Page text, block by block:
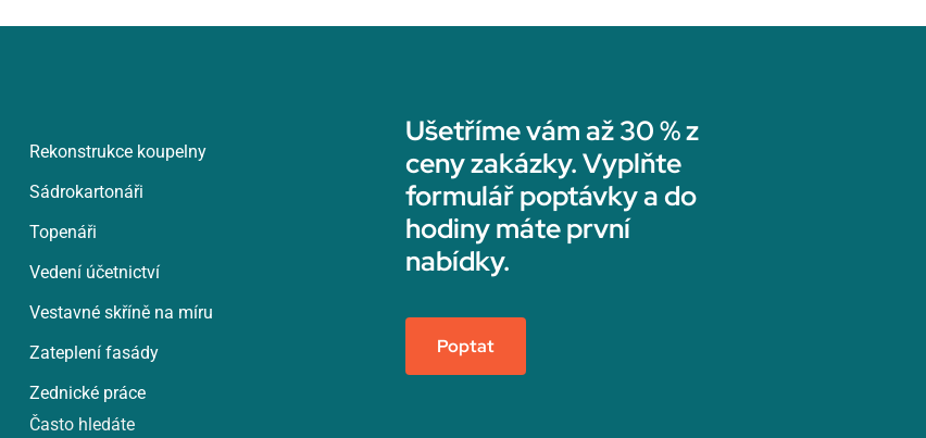
Rekonstrukce koupelny
Sádrokartonáři
Topenáři
Vedení účetnictví
Vestavné skříně na míru
Zateplení fasády
Zednické práce
Často hledáte
Ušetříme vám až 30 % z
ceny zakázky. Vyplňte
formulář poptávky a do
hodiny máte první
nabídky.
Poptat